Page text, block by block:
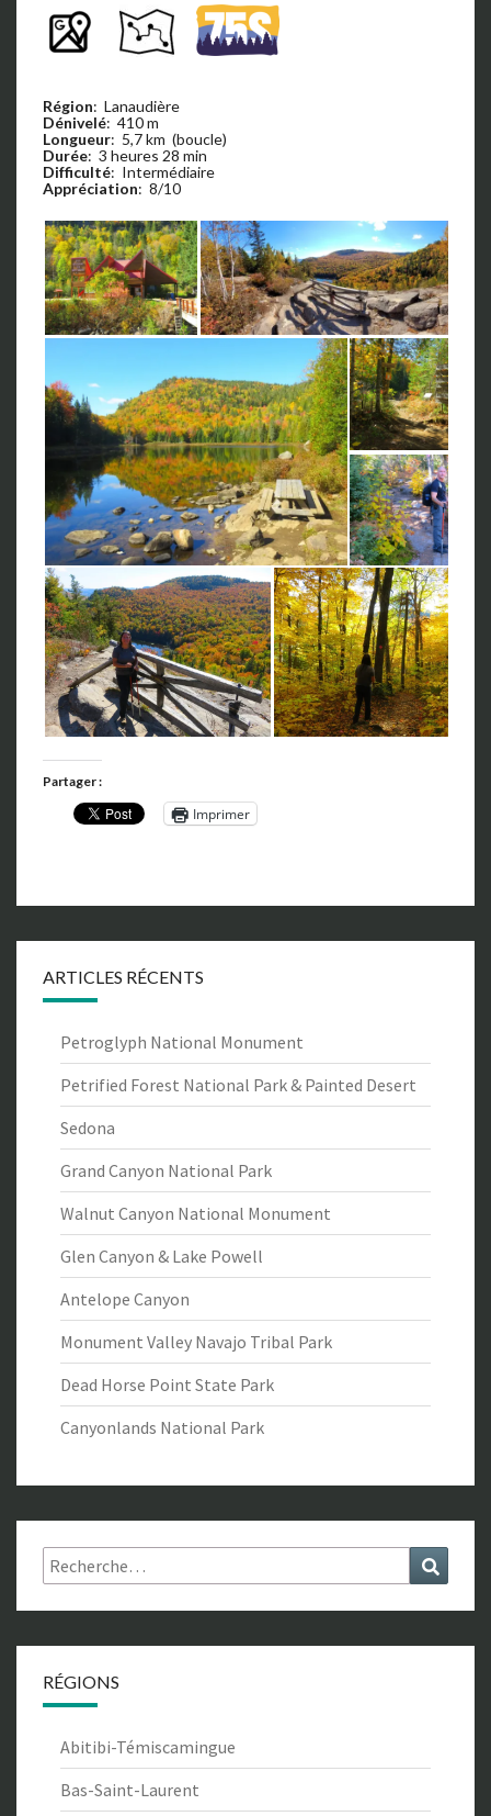
Région: Lanaudière
Dénivelé: 410 m
Longueur: 5,7 km (boucle)
Durée: 3 heures 28 min
Difficulté: Intermédiaire
Appréciation: 8/10
Partager :
Imprimer
ARTICLES RÉCENTS
Petroglyph National Monument
Petrified Forest National Park & Painted Desert
Sedona
Grand Canyon National Park
Walnut Canyon National Monument
Glen Canyon & Lake Powell
Antelope Canyon
Monument Valley Navajo Tribal Park
Dead Horse Point State Park
Canyonlands National Park
Rechercher :
RÉGIONS
Abitibi-Témiscamingue
Bas-Saint-Laurent